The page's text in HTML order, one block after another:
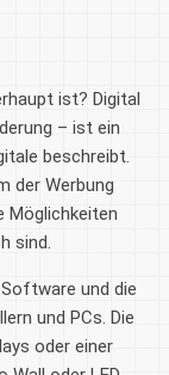
ist? Digital
– ist ein
beschreibt.
der Werbung
Möglichkeiten
sind.
und die
und PCs. Die
oder einer